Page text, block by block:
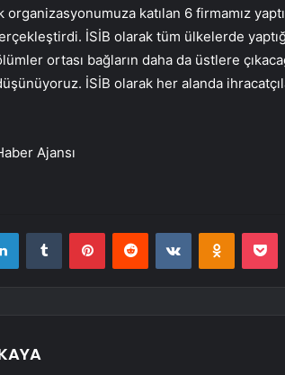
organizasyonumuza katılan 6 firmamız
İSİB olarak tüm ülkelerde
ortası bağların daha da üstlere
İSİB olarak her alanda
Ajansı
LinkedInTumblr PinterestReddit VKontakte